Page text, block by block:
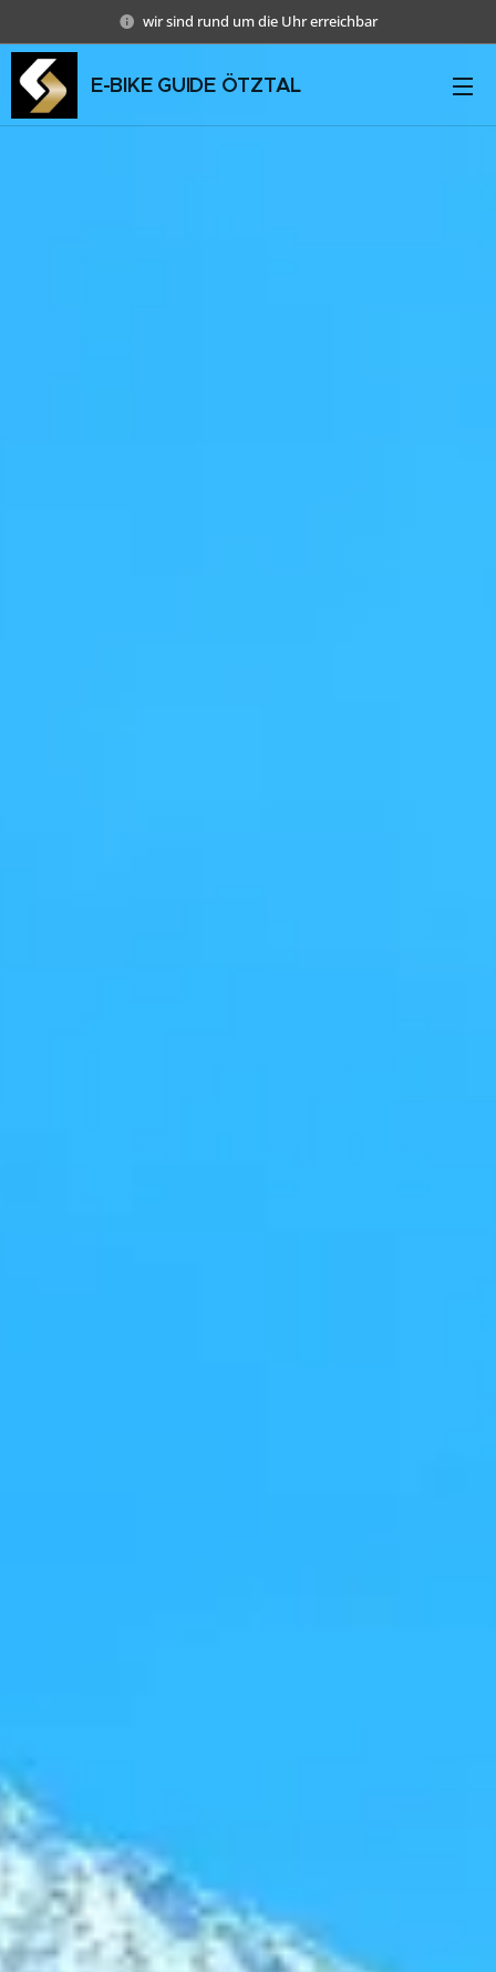
wir sind rund um die Uhr erreichbar
E-BIKE GUIDE ÖTZTAL